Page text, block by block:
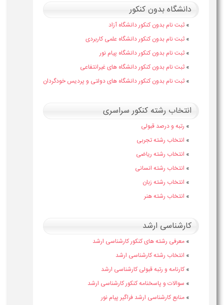
دانشگاه بدون کنکور
» ثبت نام بدون کنکور دانشگاه آزاد
» ثبت نام بدون کنکور دانشگاه علمی کاربردی
» ثبت نام بدون کنکور دانشگاه پیام نور
» ثبت نام بدون کنکور دانشگاه های غیرانتفاعی
» ثبت نام بدون کنکور دانشگاه های دولتی و پردیس خودگردان
انتخاب رشته کنکور سراسری
» رتبه و درصد قبولی
» انتخاب رشته تجربی
» انتخاب رشته ریاضی
» انتخاب رشته انسانی
» انتخاب رشته زبان
» انتخاب رشته هنر
کارشناسی ارشد
» معرفی رشته های کنکور کارشناسی ارشد
» انتخاب رشته کارشناسی ارشد
» کارنامه و رتبه قبولی کارشناسی ارشد
» سوالات و پاسخنامه کنکور کارشناسی ارشد
» منابع کارشناسی ارشد فراگیر پیام نور